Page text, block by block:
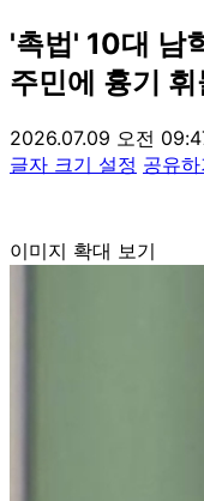
'촉법' 10대 남
주민에 흉기 휘
2026.07.09 오전
글자 크기 설정 공유하
이미지 확대 보기